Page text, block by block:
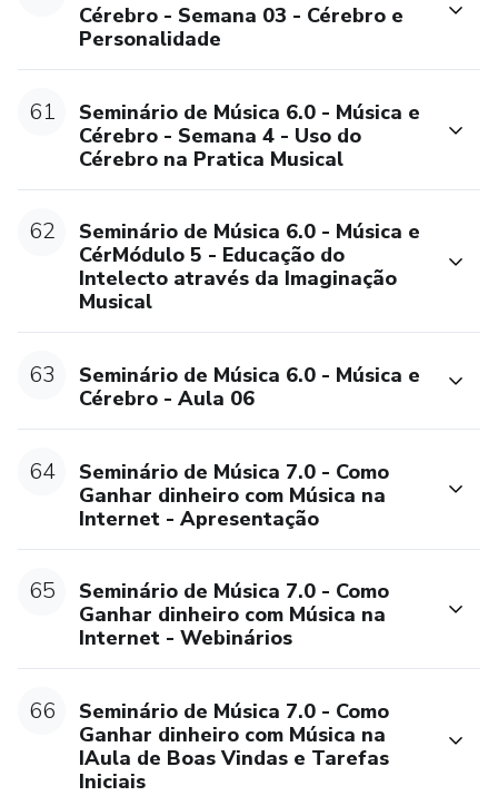
Cérebro - Semana 03 - Cérebro e
Personalidade
61
Seminário de Música 6.0 - Música e
Cérebro - Semana 4 - Uso do
Cérebro na Pratica Musical
62
Seminário de Música 6.0 - Música e
CérMódulo 5 - Educação do
Intelecto através da Imaginação
Musical
63
Seminário de Música 6.0 - Música e
Cérebro - Aula 06
64
Seminário de Música 7.0 - Como
Ganhar dinheiro com Música na
Internet - Apresentação
65
Seminário de Música 7.0 - Como
Ganhar dinheiro com Música na
Internet - Webinários
66
Seminário de Música 7.0 - Como
Ganhar dinheiro com Música na
IAula de Boas Vindas e Tarefas
Iniciais